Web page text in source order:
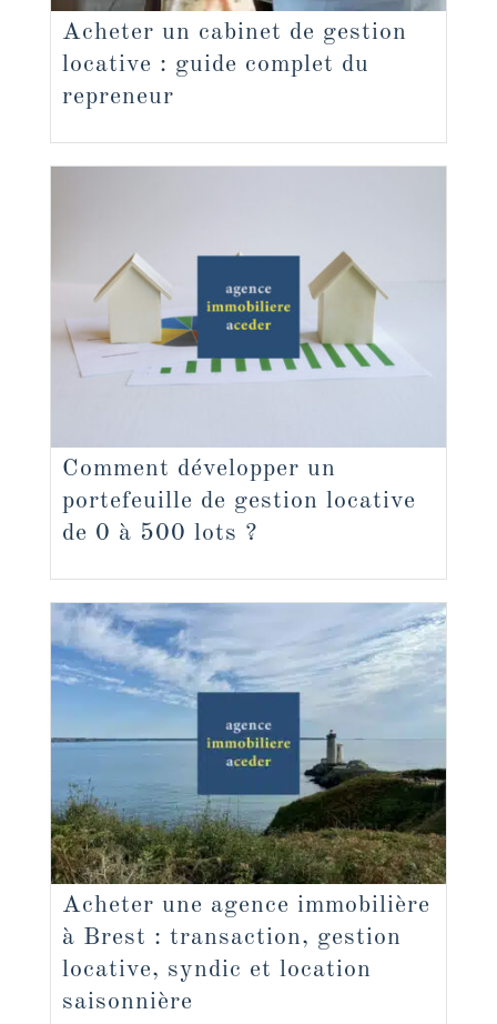
Acheter un cabinet de gestion
locative : guide complet du
repreneur
Comment développer un
portefeuille de gestion locative
de 0 à 500 lots ?
Acheter une agence immobilière
à Brest : transaction, gestion
locative, syndic et location
saisonnière